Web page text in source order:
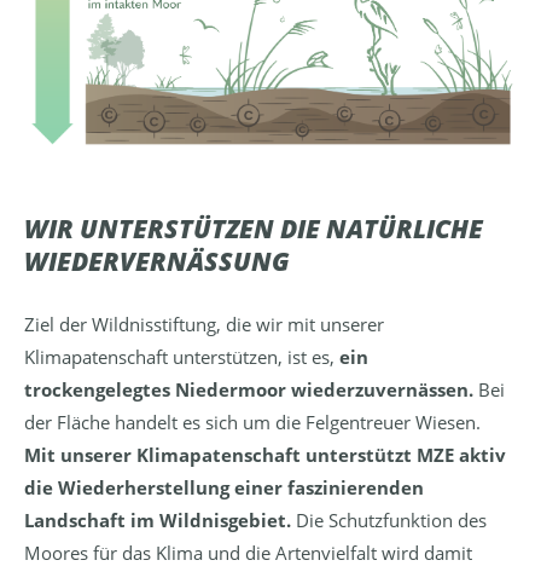
WIR UNTERSTÜTZEN DIE NATÜRLICHE
WIEDERVERNÄSSUNG
Ziel der Wildnisstiftung, die wir mit unserer
Klimapatenschaft unterstützen, ist es,ein
trockengelegtes Niedermoor wiederzuvernässen. Bei
der Fläche handelt es sich um die Felgentreuer Wiesen.
Mit unserer Klimapatenschaft unterstützt MZE aktiv
die Wiederherstellung einer faszinierenden
Landschaft im Wildnisgebiet. Die Schutzfunktion des
Moores für das Klima und die Artenvielfalt wird damit